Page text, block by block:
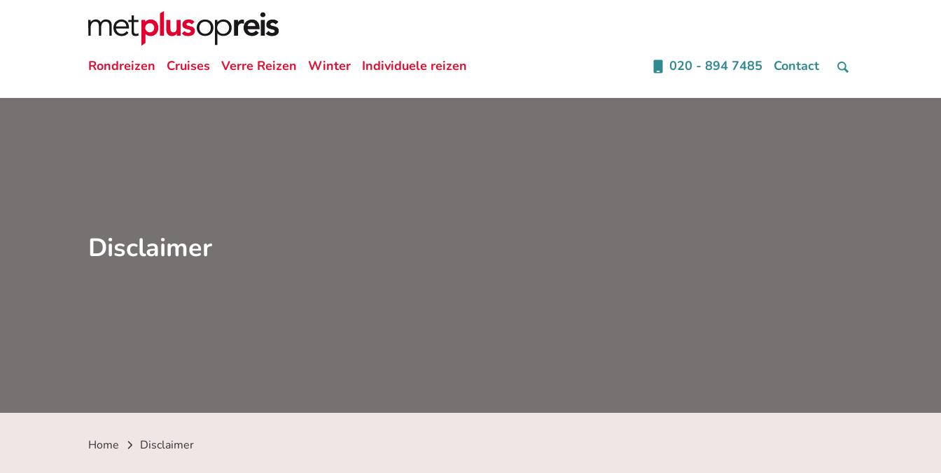
Rondreizen Cruises Verre Reizen Winter Individuele reizen 020 - 894 7485 Contact
Disclaimer
Home Disclaimer